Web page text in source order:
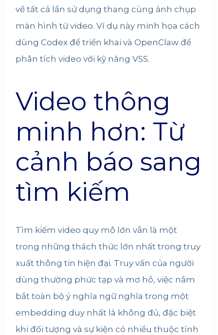
về tất cả lần sử dụng thang cùng ảnh chụp
màn hình từ video. Ví dụ này minh họa cách
dùng Codex để triển khai và OpenClaw để
phân tích video với kỹ năng VSS.
Video thông
minh hơn: Từ
cảnh báo sang
tìm kiếm
Tìm kiếm video quy mô lớn vẫn là một
trong những thách thức lớn nhất trong truy
xuất thông tin hiện đại. Truy vấn của người
dùng thường phức tạp và mơ hồ, việc nắm
bắt toàn bộ ý nghĩa ngữ nghĩa trong một
embedding duy nhất là không đủ, đặc biệt
khi đối tượng và sự kiện có nhiều thuộc tính